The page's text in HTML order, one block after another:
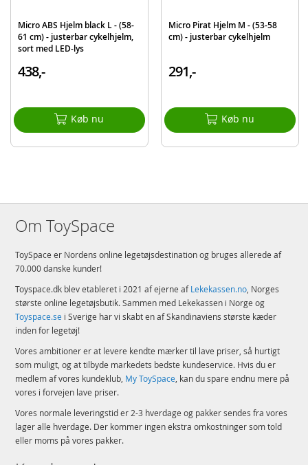
Micro ABS Hjelm black L - (58-
61 cm) - justerbar cykelhjelm,
sort med LED-lys
438,-
Køb nu
Micro Pirat Hjelm M - (53-58
cm) - justerbar cykelhjelm
291,-
Køb nu
Om ToySpace
ToySpace er Nordens online legetøjsdestination og bruges allerede af
70.000 danske kunder!
Toyspace.dk blev etableret i 2021 af ejerne afLekekassen.no, Norges
største online legetøjsbutik. Sammen med Lekekassen i Norge og
Toyspace.se i Sverige har vi skabt en af Skandinaviens største kæder
inden for legetøj!
Vores ambitioner er at levere kendte mærker til lave priser, så hurtigt
som muligt, og at tilbyde markedets bedste kundeservice. Hvis du er
medlem af vores kundeklub, My ToySpace, kan du spare endnu mere på
vores i forvejen lave priser.
Vores normale leveringstid er 2-3 hverdage og pakker sendes fra vores
lager alle hverdage. Der kommer ingen ekstra omkostninger som told
eller moms på vores pakker.